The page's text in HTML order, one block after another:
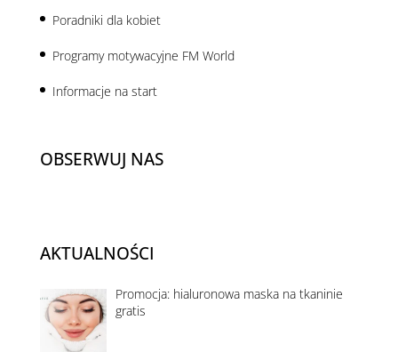
Poradniki dla kobiet
Programy motywacyjne FM World
Informacje na start
OBSERWUJ NAS
AKTUALNOŚCI
Promocja: hialuronowa maska na tkaninie
gratis